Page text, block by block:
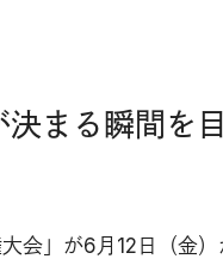
まる瞬間を
会」が6月12日（金）